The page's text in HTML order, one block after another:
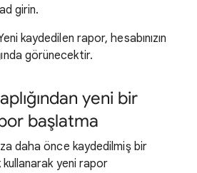
girin.
kaydedilen rapor, hesabınızın
görünecektir.
yeni bir
başlatma
daha önce kaydedilmiş bir
yeni rapor